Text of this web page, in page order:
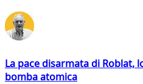
La pace disarmata di Roblat,
bomba atomica